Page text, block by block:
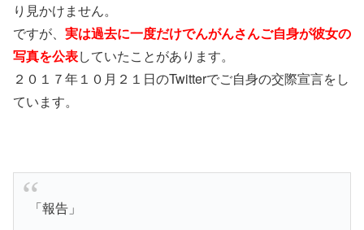
り見かけません。
ですが、 実は過去に一度だけでんがんさんご自身が彼女の
写真を公表していたことがあります。
２０１７年１０月２１日のTwitterでご自身の交際宣言をし
ています。
「報告」